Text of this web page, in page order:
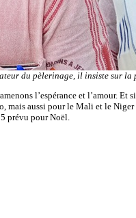
du pèlerinage, il insiste sur
l’espérance et l’amour.
mais aussi pour le Mali et le
prévu pour Noël.